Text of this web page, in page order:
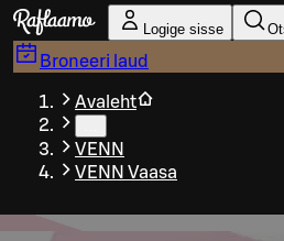
Liigu peamise sisu juurde
Logige sisse
Broneeri laud
Avaleht
VENN
VENN Vaasa